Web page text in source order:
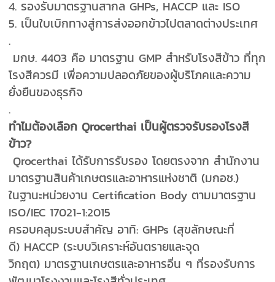
4. รองรับมาตรฐานสากล GHPs, HACCP และ ISO
5. เป็นใบเบิกทางสู่การส่งออกข้าวไปตลาดต่างประเทศ
.
มกษ. 4403 คือ มาตรฐาน GMP สำหรับโรงสีข้าว ที่ทุก
โรงสีควรมี เพื่อความปลอดภัยของผู้บริโภคและความ
ยั่งยืนของธุรกิจ
.
ทำไมต้องเลือก Qrocerthai เป็นผู้ตรวจรับรองโรงสี
ข้าว?
Qrocerthai ได้รับการรับรอง โดยตรงจาก สำนักงาน
มาตรฐานสินค้าเกษตรและอาหารแห่งชาติ (มกอช.)
ในฐานะหน่วยงาน Certification Body ตามมาตรฐาน
ISO/IEC 17021-1:2015
ครอบคลุมระบบสำคัญ อาทิ: GHPs (สุขลักษณะที่
ดี) HACCP (ระบบวิเคราะห์อันตรายและจุด
วิกฤต) มาตรฐานเกษตรและอาหารอื่น ๆ ที่รองรับการ